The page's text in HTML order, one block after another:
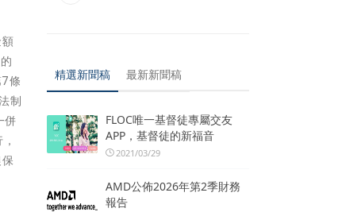
條
制
併
精選新聞稿 最新新聞稿
FLOC唯一基督徒專屬交友
APP，基督徒的新福音
2021/03/29
AMD公佈2026年第2季財務
報告